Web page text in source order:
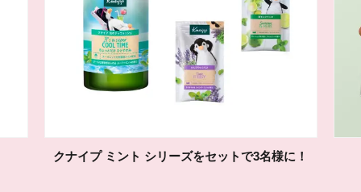
クナイプ ミント シリーズをセットで3名様に！